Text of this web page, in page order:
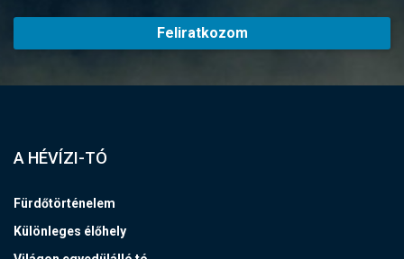
Feliratkozom
A HÉVÍZI-TÓ
Fürdőtörténelem
Különleges élőhely